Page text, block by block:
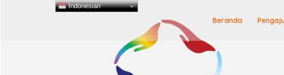
Beranda
Indonesian